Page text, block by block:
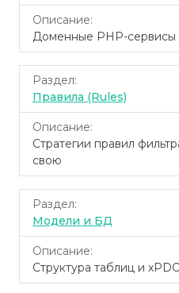
Доменные PHP-сервисы
Правила (Rules)
Стратегии правил
свою
Модели и БД
Структура таблиц и